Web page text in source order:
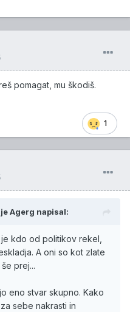
pomagat, mu škodiš.
1
Agerg napisal:
kdo od politikov rekel,
A oni so kot zlate
prej...
eno stvar skupno. Kako
sebe nakrasti in